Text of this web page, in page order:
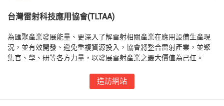
台灣雷射科技應用協會(TLTAA)
為匯聚產業發展能量、更深入了解雷射相關產業在應用設備生產現
況，並有效開發、避免重複資源投入，協會將整合雷射產業，並聚
集官、學、研等各方力量，以發展雷射產業之最大價值為己任。
造訪網站